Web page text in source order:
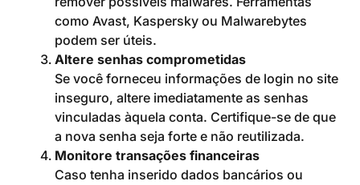
como Avast, Kaspersky ou Malwarebytes
podem ser úteis.
Altere senhas comprometidas
Se você forneceu informações de login no site
inseguro, altere imediatamente as senhas
vinculadas àquela conta. Certifique-se de que
a nova senha seja forte e não reutilizada.
Monitore transações financeiras
Caso tenha inserido dados bancários ou